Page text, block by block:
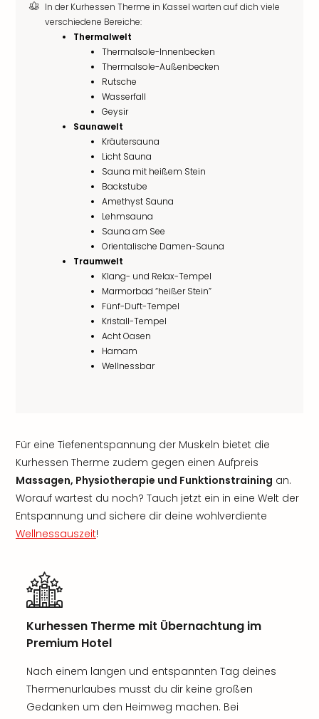
In der Kurhessen Therme in Kassel warten auf dich viele
verschiedene Bereiche:
Thermalwelt
Thermalsole-Innenbecken
Thermalsole-Außenbecken
Rutsche
Wasserfall
Geysir
Saunawelt
Kräutersauna
Licht Sauna
Sauna mit heißem Stein
Backstube
Amethyst Sauna
Lehmsauna
Sauna am See
Orientalische Damen-Sauna
Traumwelt
Klang- und Relax-Tempel
Marmorbad “heißer Stein”
Fünf-Duft-Tempel
Kristall-Tempel
Acht Oasen
Hamam
Wellnessbar
Für eine Tiefenentspannung der Muskeln bietet die
Kurhessen Therme zudem gegen einen Aufpreis
Massagen, Physiotherapie und Funktionstraining an.
Worauf wartest du noch? Tauch jetzt ein in eine Welt der
Entspannung und sichere dir deine wohlverdiente
Wellnessauszeit!
Kurhessen Therme mit Übernachtung im
Premium Hotel
Nach einem langen und entspannten Tag deines
Thermenurlaubes musst du dir keine großen
Gedanken um den Heimweg machen. Bei